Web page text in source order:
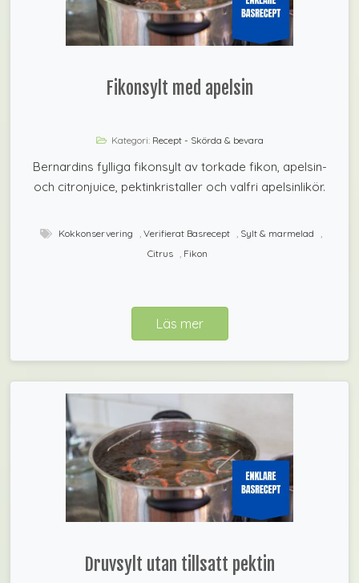
Fikonsylt med apelsin
Kategori: Recept - Skörda & bevara
Bernardins fylliga fikonsylt av torkade fikon, apelsin-
och citronjuice, pektinkristaller och valfri apelsinlikör.
Läs mer
Kokkonservering , Verifierat Basrecept , Sylt & marmelad ,
Citrus , Fikon
Druvsylt utan tillsatt pektin